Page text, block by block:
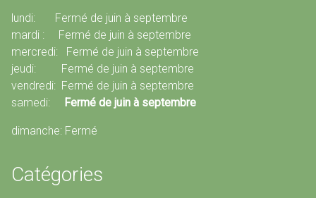
lundi: Fermé de juin à septembre
mardi : Fermé de juin à septembre
mercredi: Fermé de juin à septembre
jeudi: Fermé de juin à septembre
vendredi: Fermé de juin à septembre
samedi:
Fermé de juin à septembre
dimanche: Fermé
Catégories